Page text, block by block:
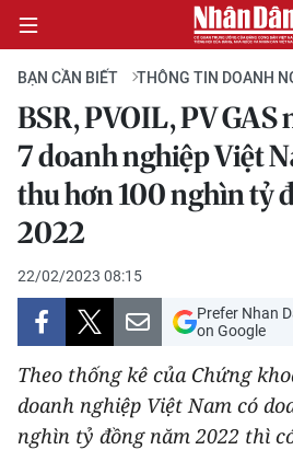
CHÍNH TRỊ
KINH TẾ
XÃ HỘI
PHÁP LUẬT
DU LỊCH
BẠN CẦN BIẾT THÔNG TIN DOANH
BSR, PVOIL, PV
7 doanh nghiệp Việt
thu hơn 100 nghìn tỷ
2022
22/02/2023 08:15
Prefer Nhan
on Google
Theo thống kê của Chứng
doanh nghiệp Việt Nam có
nghìn tỷ đồng năm 2022 thì